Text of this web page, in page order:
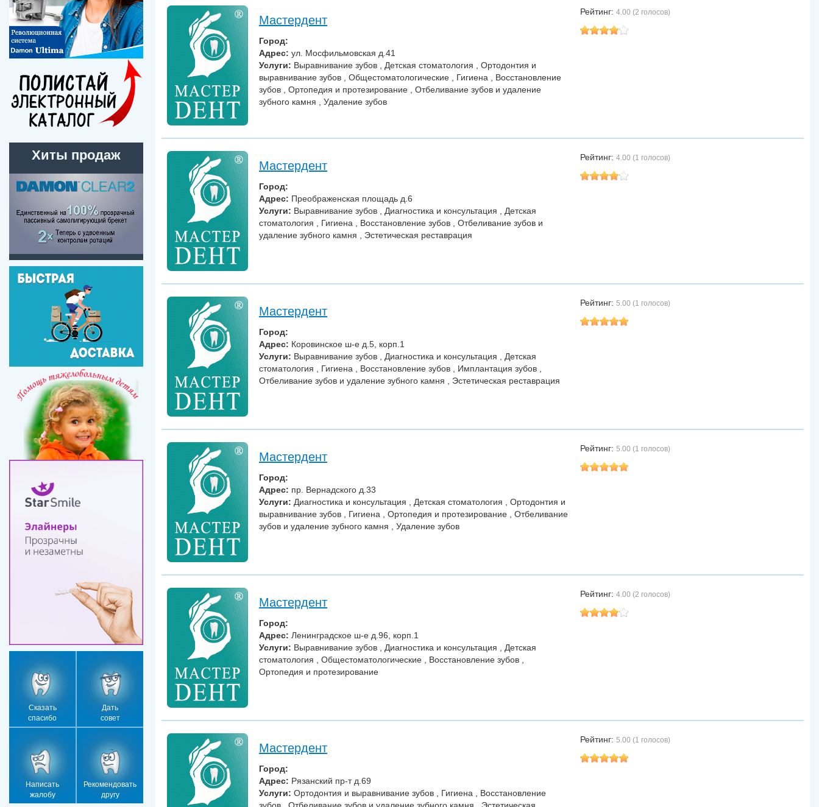
Мастердент
Город:
Адрес: ул. Мосфильмовская д.41
Услуги: Выравнивание зубов , Детская стоматология , Ортодонтия и
выравнивание зубов , Общестоматологические , Гигиена , Восстановление
зубов , Ортопедия и протезирование , Отбеливание зубов и удаление
зубного камня , Удаление зубов
Рейтинг: 4.00 (2 голосов)
Мастердент
Город:
Адрес: Преображенская площадь д.6
Услуги: Выравнивание зубов , Диагностика и консультация , Детская
стоматология , Гигиена , Восстановление зубов , Отбеливание зубов и
удаление зубного камня , Эстетическая реставрация
Рейтинг: 4.00 (1 голосов)
Мастердент
Город:
Адрес: Коровинское ш-е д.5, корп.1
Услуги: Выравнивание зубов , Диагностика и консультация , Детская
стоматология , Гигиена , Восстановление зубов , Имплантация зубов ,
Отбеливание зубов и удаление зубного камня , Эстетическая реставрация
Рейтинг: 5.00 (1 голосов)
Мастердент
Город:
Адрес: пр. Вернадского д.33
Услуги: Диагностика и консультация , Детская стоматология , Ортодонтия и
выравнивание зубов , Гигиена , Ортопедия и протезирование , Отбеливание
зубов и удаление зубного камня , Удаление зубов
Рейтинг: 5.00 (1 голосов)
Мастердент
Город:
Адрес: Ленинградское ш-е д.96, корп.1
Услуги: Выравнивание зубов , Диагностика и консультация , Детская
стоматология , Общестоматологические , Восстановление зубов ,
Ортопедия и протезирование
Рейтинг: 4.00 (2 голосов)
Мастердент
Город:
Адрес: Рязанский пр-т д.69
Услуги: Ортодонтия и выравнивание зубов , Гигиена , Восстановление
Рейтинг: 5.00 (1 голосов)
Хиты продаж
Сказать
спасибо
Дать
совет
Написать
жалобу
Рекомендовать
другу